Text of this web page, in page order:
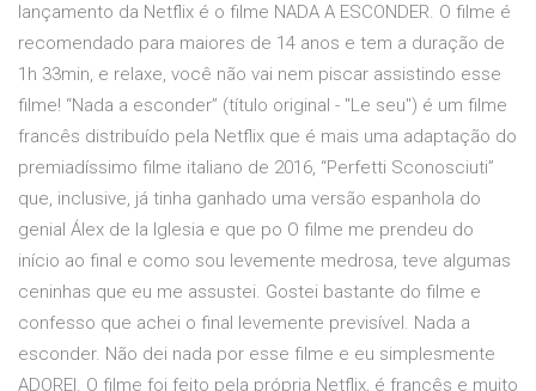
lançamento da Netflix é o filme NADA A ESCONDER. O filme é
recomendado para maiores de 14 anos e tem a duração de
1h 33min, e relaxe, você não vai nem piscar assistindo esse
filme! “Nada a esconder” (título original - "Le seu") é um filme
francês distribuído pela Netflix que é mais uma adaptação do
premiadíssimo filme italiano de 2016, “Perfetti Sconosciuti”
que, inclusive, já tinha ganhado uma versão espanhola do
genial Álex de la Iglesia e que po O filme me prendeu do
início ao final e como sou levemente medrosa, teve algumas
ceninhas que eu me assustei. Gostei bastante do filme e
confesso que achei o final levemente previsível. Nada a
esconder. Não dei nada por esse filme e eu simplesmente
ADOREI. O filme foi feito pela própria Netflix, é francês e muito